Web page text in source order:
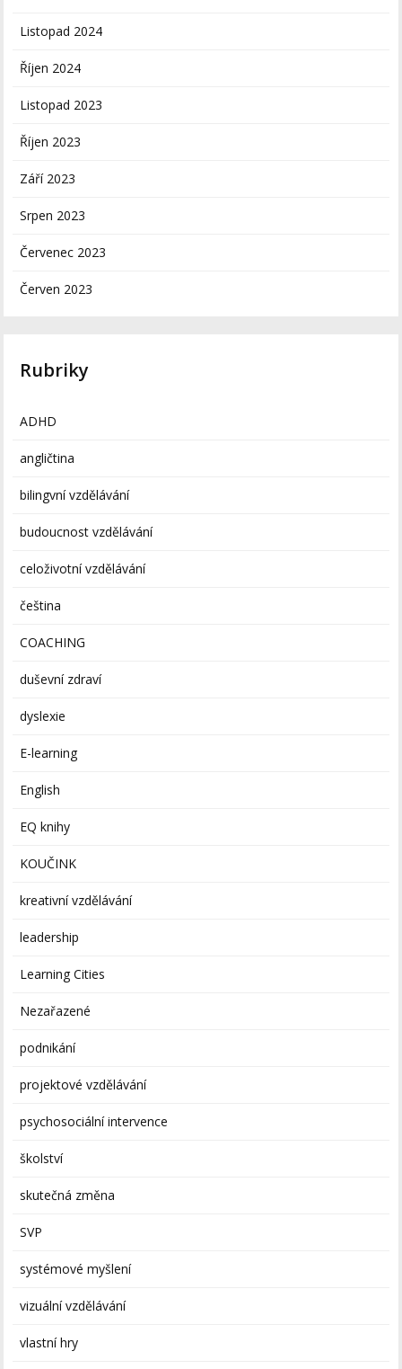
Listopad 2024
Říjen 2024
Listopad 2023
Říjen 2023
Září 2023
Srpen 2023
Červenec 2023
Červen 2023
Rubriky
ADHD
angličtina
bilingvní vzdělávání
budoucnost vzdělávání
celoživotní vzdělávání
čeština
COACHING
duševní zdraví
dyslexie
E-learning
English
EQ knihy
KOUČINK
kreativní vzdělávání
leadership
Learning Cities
Nezařazené
podnikání
projektové vzdělávání
psychosociální intervence
školství
skutečná změna
SVP
systémové myšlení
vizuální vzdělávání
vlastní hry